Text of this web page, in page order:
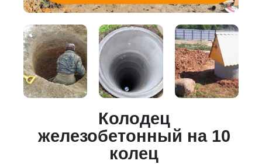
Колодец
железобетонный на 10
колец